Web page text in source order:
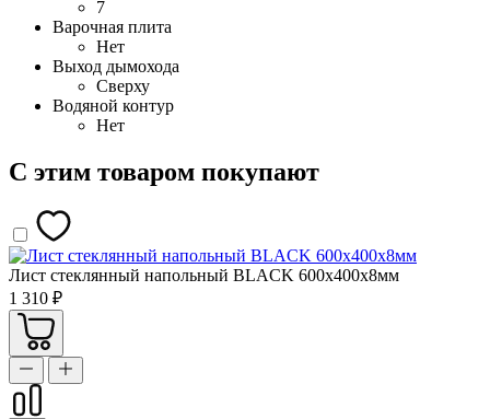
7
Варочная плита
Нет
Выход дымохода
Сверху
Водяной контур
Нет
С этим товаром покупают
Лист стеклянный напольный BLACK 600х400х8мм
1 310 ₽